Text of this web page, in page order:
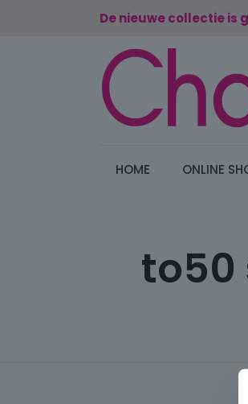
De nieuwe collectie is
HOME ONLINE
to50